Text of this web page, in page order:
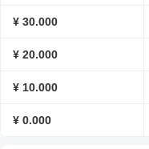
¥ 30.000
¥ 20.000
¥ 10.000
¥ 0.000